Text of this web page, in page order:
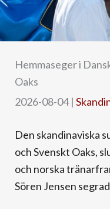
Hemmaseger i
Oaks
2026-08-04|
Den skandinaviska
och Svenskt Oaks,
och norska
Sören Jensen